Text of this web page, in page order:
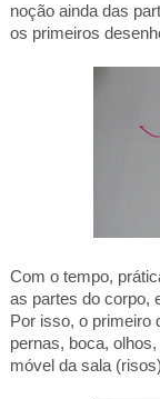
noção ainda das
os primeiros
Com o tempo,
as partes do corpo,
Por isso, o primeiro
pernas, boca,
móvel da sala